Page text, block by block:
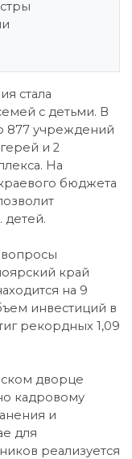
стала
с детьми. В
877 учреждений
и 2
На
бюджета
детей.
вопросы
край
на 9
инвестиций в
рекордных 1,09
дворце
кадровому
и
для
реализуется